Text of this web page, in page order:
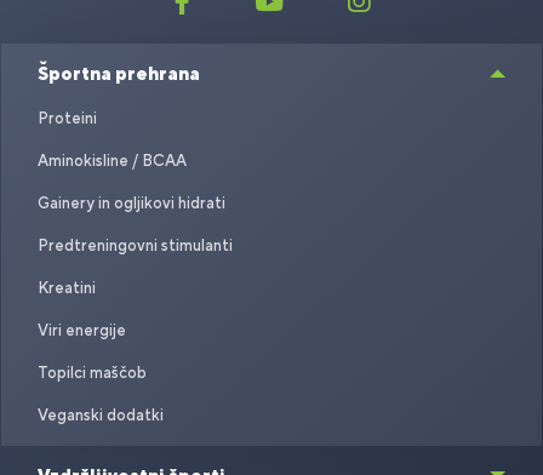
Športna prehrana
Proteini
Aminokisline / BCAA
Gainery in ogljikovi hidrati
Predtreningovni stimulanti
Kreatini
Viri energije
Topilci maščob
Veganski dodatki